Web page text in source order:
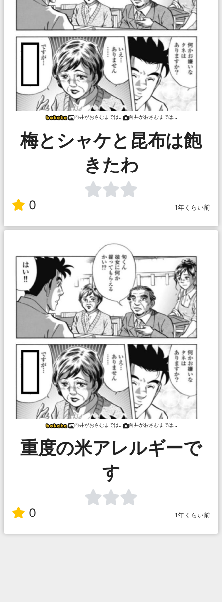
向井がおさむまでは… 向井がおさむまでは…
梅とシャケと昆布は飽
きたわ
0 1年くらい前
向井がおさむまでは… 向井がおさむまでは…
重度の米アレルギーで
す
0 1年くらい前